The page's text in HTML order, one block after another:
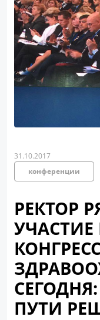
31.10.2017
конференции
РЕКТОР
УЧАСТИЕ
ПУТИ